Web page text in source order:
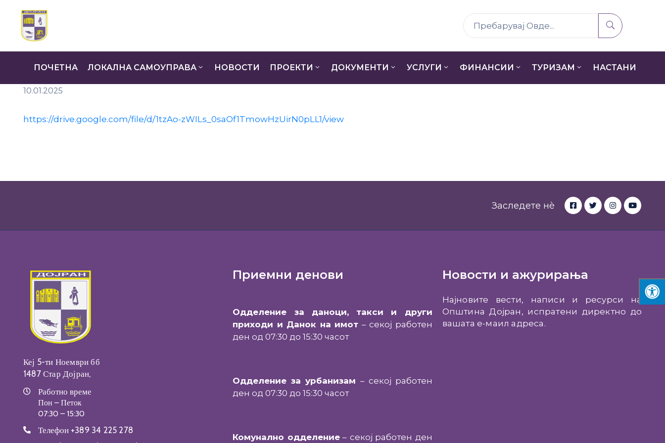
ПОЧЕТНА ЛОКАЛНА САМОУПРАВА НОВОСТИ ПРОЕКТИ ДОКУМЕНТИ УСЛУГИ ФИНАНСИИ ТУРИЗАМ НАСТАНИ
10.01.2025
https://drive.google.com/file/d/1tzAo-zWILs_0saOf1TmowHzUirN0pLL1/view
Заследете нè
Кеј 5-ти Ноември бб
1487 Стар Дојран,
Работно време
Пон – Петок
07:30 – 15:30
Телефон +389 34 225 278
Приемни денови
Одделение за даноци, такси и други
приходи и Данок на имот – секој работен
ден од 07:30 до 15:30 часот
Одделение за урбанизам – секој работен
ден од 07:30 до 15:30 часот
Комунално одделение– секој работен ден
Новости и ажурирања
Најновите вести, написи и ресурси на
Општина Дојран, испратени директно до
вашата е-маил адреса.